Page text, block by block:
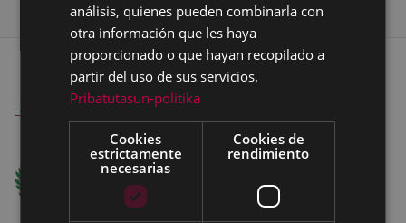
MAPA DEL SITIO
ACCESIBILIDAD
CONTACTO
LEGAL
Ego Ibarra Batzordea - Eibarko Udala
Untzaga Plaza - 20600 Eibar
+34 943708421 -
análisis, quienes pueden combinarla con
otra información que les haya
proporcionado o que hayan recopilado a
partir del uso de sus servicios.
Pribatutasun-politika
Cookies
estrictamente
necesarias
Cookies de
rendimiento